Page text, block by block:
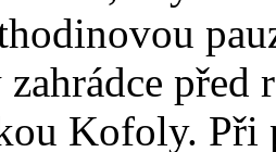
před
Kofoly. Při